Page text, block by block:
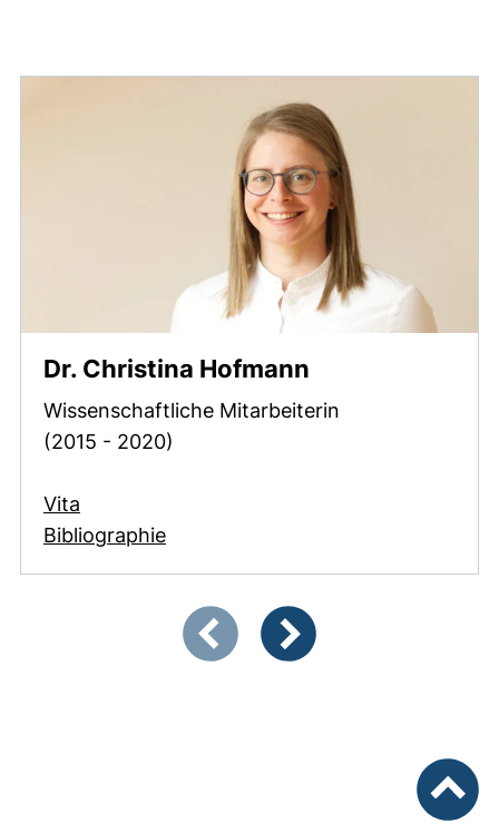
Dr. Christina Hofmann
Wissenschaftliche Mitarbeiterin
(2015 - 2020)
Vita
Bibliographie
Zeigt Folie 1 von 3